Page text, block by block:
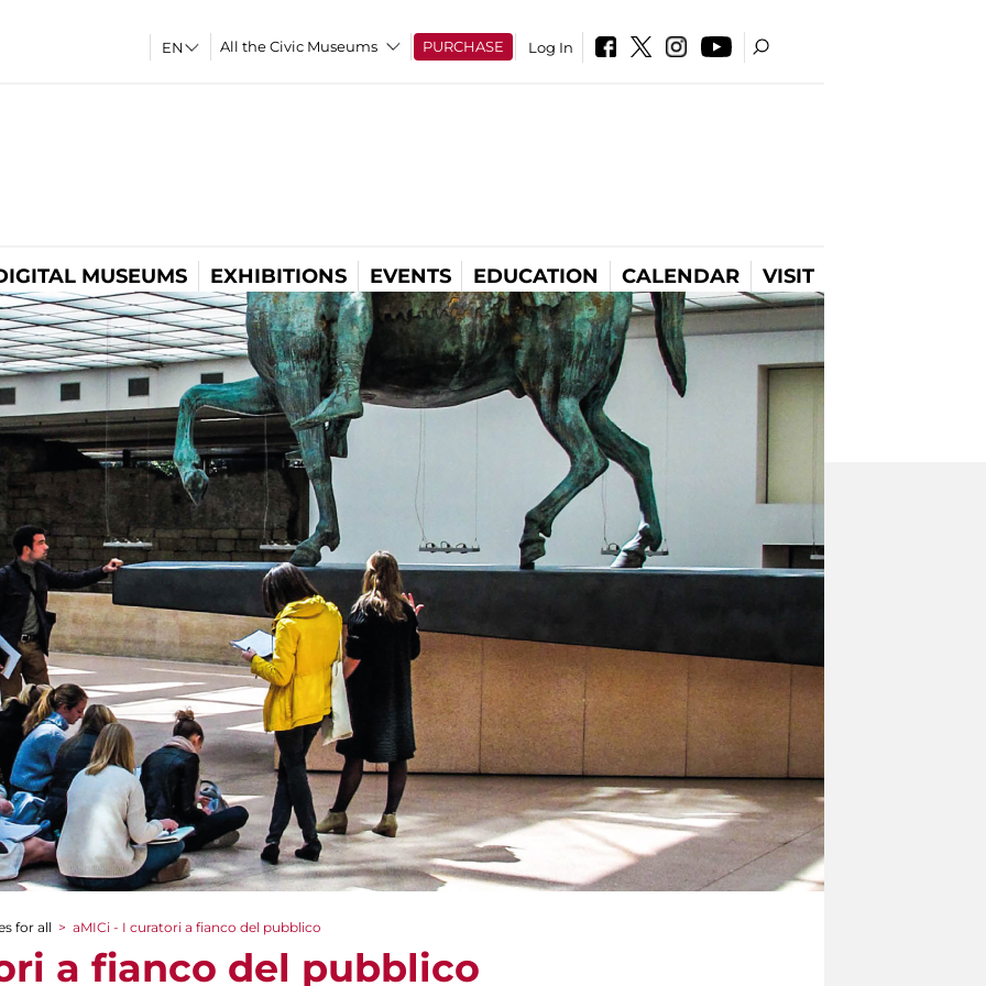
All the Civic Museums PURCHASE Log In
MUSEUMS EXHIBITIONS EVENTS EDUCATION CALENDAR VISIT
for all > aMICi - I curatori a fianco del pubblico
a fianco del pubblico